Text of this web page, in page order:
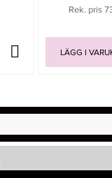
Rek. pris
LÄGG I